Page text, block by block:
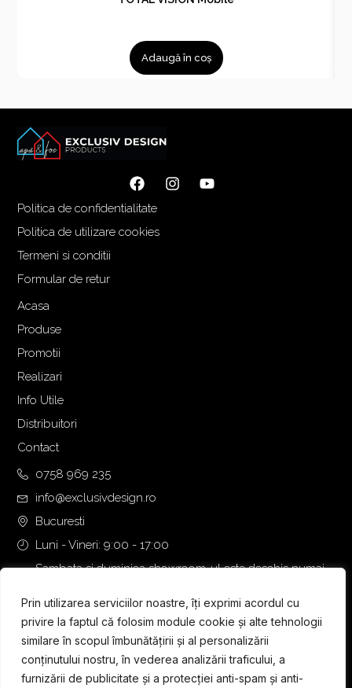
Prin utilizarea serviciilor noastre, îți exprimi acordul cu
privire la faptul că folosim module cookie și alte tehnologii
similare în scopul îmbunătățirii și al personalizării
conținutului nostru, în vederea analizării traficului, a
furnizării de publicitate și a protecției anti-spam și anti-
Adaugă în coș
Politica de confidentialitate
Politica de utilizare cookies
Termeni si conditii
Formular de retur
Acasa
Produse
Promotii
Realizari
Info Utile
Distribuitori
Contact
0758 969 235
info@exclusivdesign.ro
Bucuresti
Luni - Vineri: 9:00 - 17:00
Sambata si duminica showroom-ul este deschis numai